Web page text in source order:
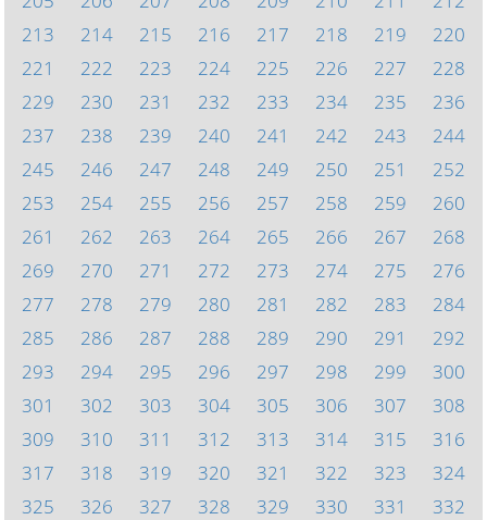
213
214 215 216 217 218 219
220
221
222 223 224 225 226 227
228
229
230 231 232 233 234 235
236
237
238 239 240 241 242 243
244
245
246 247 248 249 250 251
252
253
254 255 256 257 258 259
260
261
262 263 264 265 266 267
268
269
270 271 272 273 274 275
276
277
278 279 280 281 282 283
284
285
286 287 288 289 290 291
292
293
294 295 296 297 298 299
300
301
302 303 304 305 306 307
308
309
310 311 312 313 314 315
316
317
318 319 320 321 322 323
324
325
326 327 328 329 330 331
332